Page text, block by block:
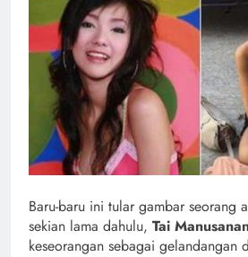
Baru-baru ini tular gambar seorang
sekian lama dahulu, Tai
keseorangan sebagai